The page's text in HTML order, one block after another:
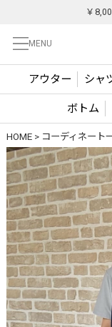
￥
MENU
アウター シャ
ボトム
HOME コーディネート